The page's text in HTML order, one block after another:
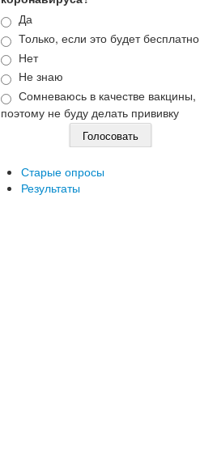
Варианты
Да
Только, если это будет бесплатно
Нет
Не знаю
Сомневаюсь в качестве вакцины,
поэтому не буду делать прививку
Старые опросы
Результаты